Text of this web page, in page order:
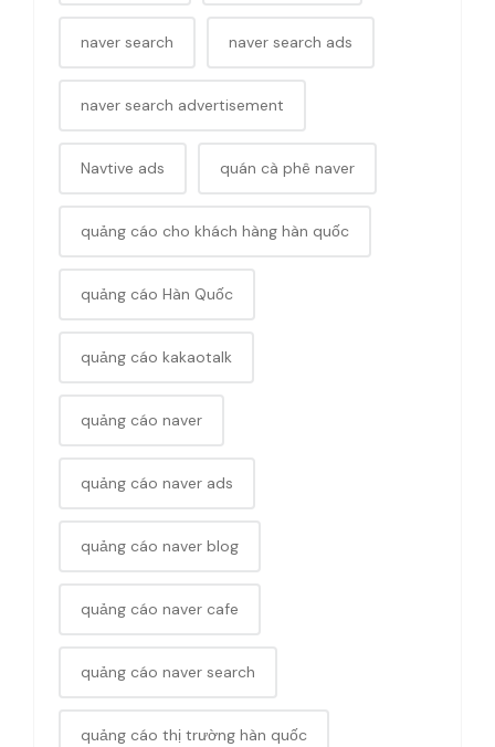
naver search naver search ads
naver search advertisement
Navtive ads quán cà phê naver
quảng cáo cho khách hàng hàn quốc
quảng cáo Hàn Quốc
quảng cáo kakaotalk
quảng cáo naver
quảng cáo naver ads
quảng cáo naver blog
quảng cáo naver cafe
quảng cáo naver search
quảng cáo thị trường hàn quốc